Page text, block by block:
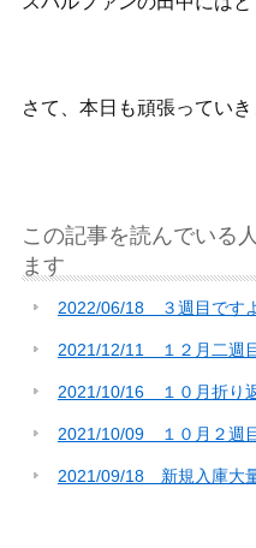
さて、本日も頑張ってい
この記事を読んでいる
ます
2022/06/18 ３週目です
2021/12/11 １２月二週
2021/10/16 １０月折り
2021/10/09 １０月２週
2021/09/18 新規入庫大